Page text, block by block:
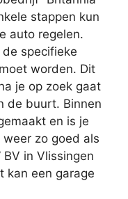
stappen kun
auto regelen.
specifieke
worden. Dit
je op zoek gaat
de buurt. Binnen
en is je
zo goed als
BV in Vlissingen
kan een garage